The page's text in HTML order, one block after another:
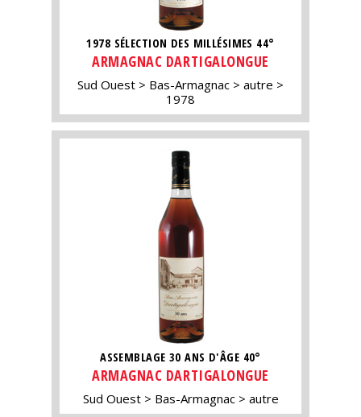
1978 SÉLECTION DES MILLÉSIMES 44°
ARMAGNAC DARTIGALONGUE
Sud Ouest Bas-Armagnac
autre
1978
ASSEMBLAGE 30 ANS D'ÂGE 40°
ARMAGNAC DARTIGALONGUE
Sud Ouest Bas-Armagnac autre